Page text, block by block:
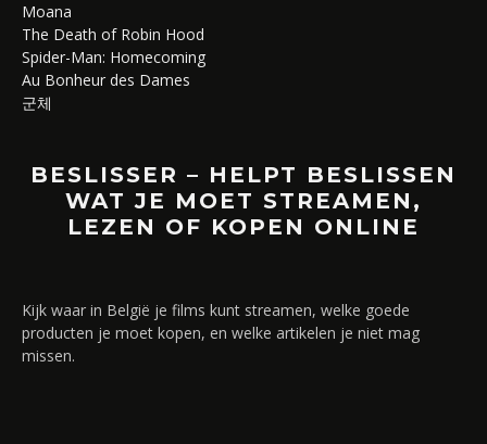
Moana
The Death of Robin Hood
Spider-Man: Homecoming
Au Bonheur des Dames
군체
BESLISSER – HELPT BESLISSEN
WAT JE MOET STREAMEN,
LEZEN OF KOPEN ONLINE
Kijk waar in België je films kunt streamen, welke goede
producten je moet kopen, en welke artikelen je niet mag
missen.